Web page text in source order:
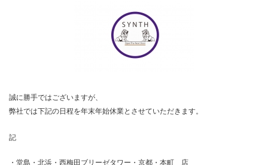
誠に勝手ではございますが、
弊社では下記の日程を年末年始休業とさせていただきます。
記
・堂島・北浜・西梅田ブリーゼタワー・京都・本町 店